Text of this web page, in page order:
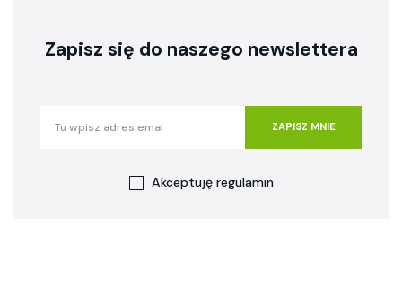
Zapisz się do naszego newslettera
ZAPISZ MNIE
Akceptuję regulamin